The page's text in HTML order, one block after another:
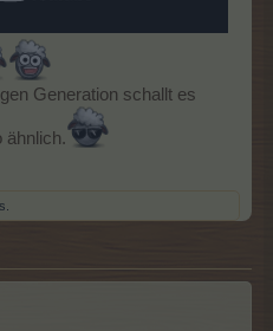
Generation schallt es
ähnlich.